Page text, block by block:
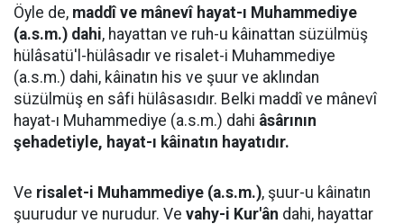
Öyle de, maddî ve mânevî hayat-ı Muhammediye
(a.s.m.) dahi, hayattan ve ruh-u kâinattan süzülmüş
hülâsatü'l-hülâsadır ve risalet-i Muhammediye
(a.s.m.) dahi, kâinatın his ve şuur ve aklından
süzülmüş en sâfi hülâsasıdır. Belki maddî ve mânevî
hayat-ı Muhammediye (a.s.m.) dahi âsârının
şehadetiyle, hayat-ı kâinatın hayatıdır.
Ve risalet-i Muhammediye (a.s.m.), şuur-u kâinatın
şuurudur ve nurudur. Ve vahy-i Kur'ân dahi, hayattar